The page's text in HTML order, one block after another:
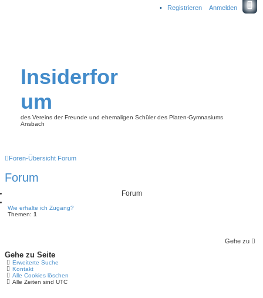
Anmelden
Registrieren
Insiderfor
um
des Vereins der Freunde und ehemaligen Schüler des Platen-Gymnasiums
Ansbach
Foren-Übersicht Forum
Forum
Forum
Wie erhalte ich Zugang?
Themen: 1
Gehe zu
Gehe zu Seite
Erweiterte Suche
Kontakt
Alle Cookies löschen
Alle Zeiten sind UTC